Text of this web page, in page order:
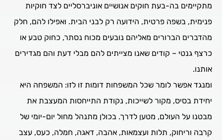
מתקיימים בה-בעת חוקים אנושיים אוניברסליים לצד חוקיות
פנימית, בשפה פרטית, הידועה רק לבני הבית. ואפילו להם, חלק
מהדברים הברורים מאליהם נובעים מכוח נסתר, כחוק טבע או
כרצף גנטי – קודים שאנו מצייתים להם מבלי דעת והם מגדירים
אותנו.
ומנגד אפשר לומר שכל המשפחות דומות זו לזו: המשפחה היא
יחידת בסיס, מקור לשייכות, נקודת התייחסות המעצבת את
מבטנו על העולם, מטען לדרך. בכולן מתנהל מחול יום-יומי של
קרבה וריחוק, תלות ועצמאות, אהבה, דאגה, חמלה, כעס, עצב